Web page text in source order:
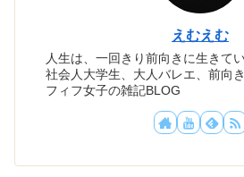
えむえむ
人生は、一回きり前向きに生きてい
社会人大学生、大人バレエ、前向
フィフ女子の雑記BLOG